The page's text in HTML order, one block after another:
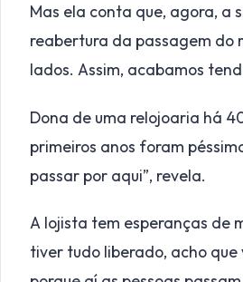
Mas ela conta que, agora, a
reabertura da passagem do
lados. Assim, acabamos
Dona de uma relojoaria há
primeiros anos foram
passar por aqui”, revela.
A lojista tem esperanças de
tiver tudo liberado, acho